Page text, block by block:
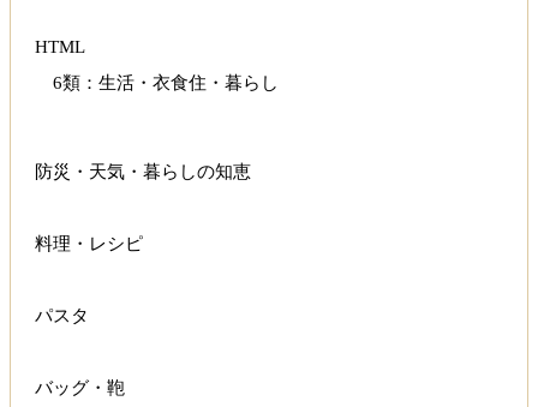
HTML
6類：生活・衣食住・暮らし
防災・天気・暮らしの知恵
料理・レシピ
パスタ
バッグ・鞄